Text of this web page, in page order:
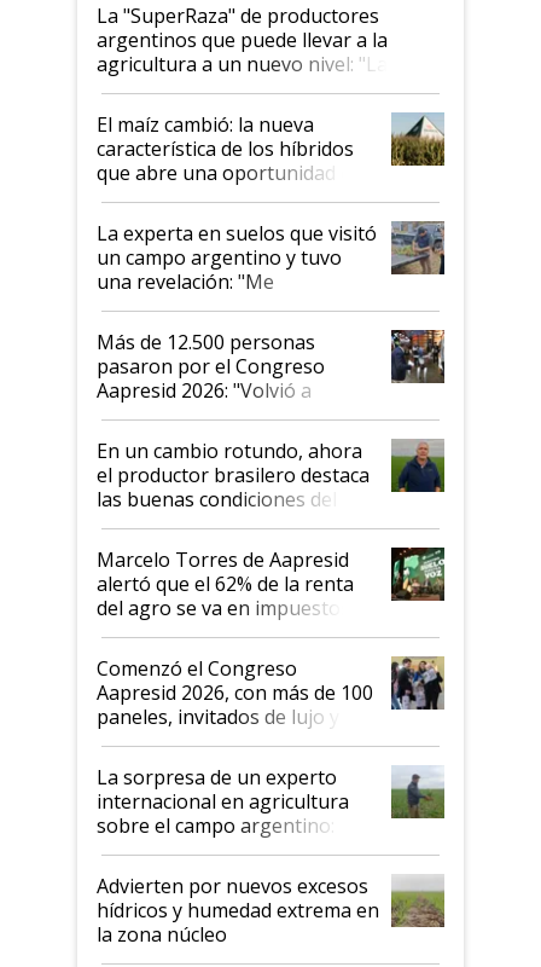
La "SuperRaza" de productores
argentinos que puede llevar a la
agricultura a un nuevo nivel: "Las
posibilidades de crecimiento son
infinitas"
El maíz cambió: la nueva
característica de los híbridos
que abre una oportunidad en
el lote
La experta en suelos que visitó
un campo argentino y tuvo
una revelación: "Me
impresionó mucho"
Más de 12.500 personas
pasaron por el Congreso
Aapresid 2026: "Volvió a
demostrar que hablar del
suelo es hablar de todo el
sistema productivo"
En un cambio rotundo, ahora
el productor brasilero destaca
las buenas condiciones del
agro argentino para invertir:
"Los veo más motivados"
Marcelo Torres de Aapresid
alertó que el 62% de la renta
del agro se va en impuestos:
"No es bueno que en
Argentina se sigan discutiendo
las mismas cosas de hace 50
años"
Comenzó el Congreso
Aapresid 2026, con más de 100
paneles, invitados de lujo y
todas las tendencias
La sorpresa de un experto
internacional en agricultura
sobre el campo argentino:
"Estoy muy impresionado"
Advierten por nuevos excesos
hídricos y humedad extrema en
la zona núcleo